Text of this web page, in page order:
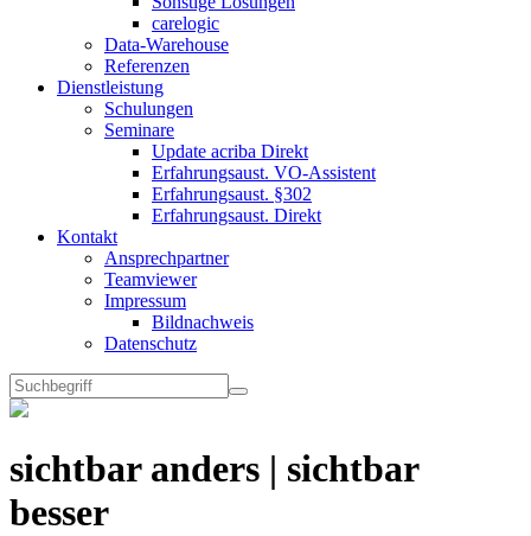
carelogic
Data-Warehouse
Referenzen
Dienstleistung
Schulungen
Seminare
Update acriba Direkt
Erfahrungsaust. VO-Assistent
Erfahrungsaust. §302
Erfahrungsaust. Direkt
Kontakt
Ansprechpartner
Teamviewer
Impressum
Bildnachweis
Datenschutz
sichtbar anders | sichtbar
besser